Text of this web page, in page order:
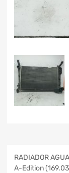
RADIADOR
A-Edition